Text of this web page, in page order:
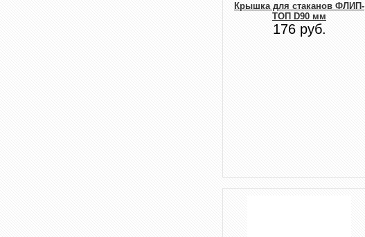
Крышка для стаканов ФЛИП-
ТОП D90 мм
176 руб.